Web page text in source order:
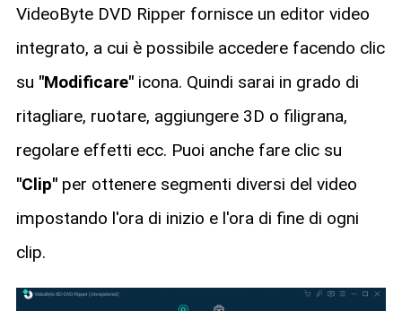
VideoByte DVD Ripper fornisce un editor video
integrato, a cui è possibile accedere facendo clic
su "Modificare"icona. Quindi sarai in grado di
ritagliare, ruotare, aggiungere 3D o filigrana,
regolare effetti ecc. Puoi anche fare clic su
"Clip"per ottenere segmenti diversi del video
impostando l'ora di inizio e l'ora di fine di ogni
clip.